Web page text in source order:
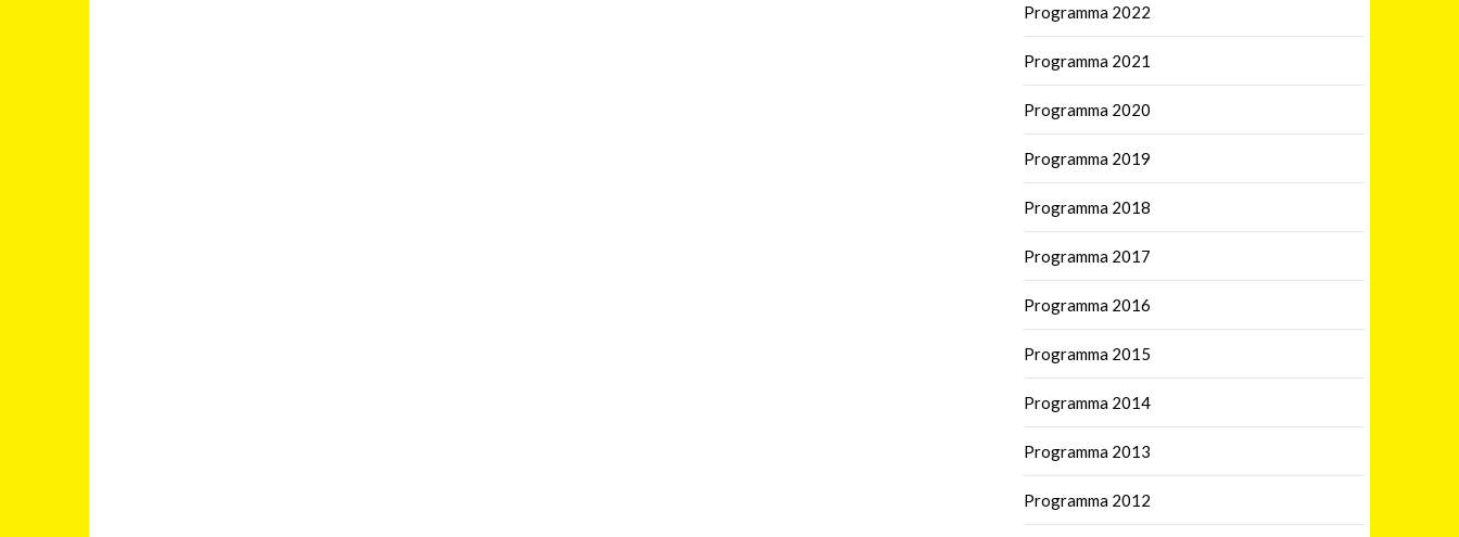
Programma 2022
Programma 2021
Programma 2020
Programma 2019
Programma 2018
Programma 2017
Programma 2016
Programma 2015
Programma 2014
Programma 2013
Programma 2012